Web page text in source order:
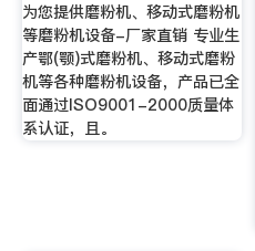
为您提供磨粉机、移动式磨粉机
等磨粉机设备-厂家直销 专业生
产鄂(颚)式磨粉机、移动式磨粉
机等各种磨粉机设备，产品已全
面通过ISO9001-2000质量体
系认证，且。